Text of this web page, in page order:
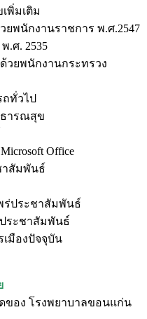
พิ่มเติม
ยพนักงานราชการ พ.ศ.2547
.ศ. 2535
วยพนักงานกระทรวง
ทั่วไป
ธารณสุข
Office
าสัมพันธ์
ร่ประชาสัมพันธ์
ระชาสัมพันธ์
เมืองปัจจุบัน
ของ โรงพยาบาลขอนแก่น